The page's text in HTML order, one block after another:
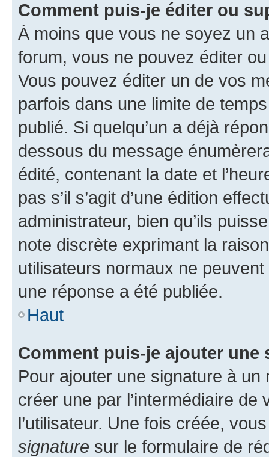
Comment puis-je éditer ou
À moins que vous ne soyez un
forum, vous ne pouvez éditer
Vous pouvez éditer un de vos
parfois dans une limite de
publié. Si quelqu’un a déjà
dessous du message
édité, contenant la date et
pas s’il s’agit d’une édition
administrateur, bien qu’ils
note discrète exprimant la
utilisateurs normaux ne
une réponse a été publiée.
Haut
Comment puis-je ajouter une
Pour ajouter une signature à un
créer une par l’intermédiaire
l’utilisateur. Une fois créée,
signature sur le formulaire de